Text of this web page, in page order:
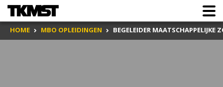
HOME MBO OPLEIDINGEN BEGELEIDER MAATSCHAPPELIJKE